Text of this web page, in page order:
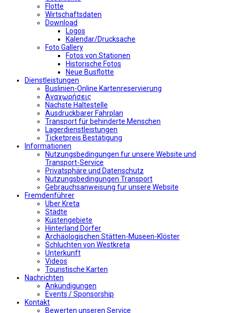
Flotte
Wirtschaftsdaten
Download
Logos
Kalendar/Drucksache
Foto Gallery
Fotos von Stationen
Historische Fotos
Neue Busflotte
Dienstleistungen
Buslinien-Online Kartenreservierung
Αναχωρήσεις
Nächste Haltestelle
Αusdruckbarer Fahrplan
Transport für behinderte Menschen
Lagerdienstleistungen
Ticketpreis Bestätigung
Informationen
Nutzungsbedingungen fur unsere Website und
Transport-Service
Privatsphäre und Datenschutz
Nutzungsbedingungen Transport
Gebrauchsanweisung fur unsere Website
Fremdenführer
Uber Kreta
Städte
Küstengebiete
Hinterland Dörfer
Archäologischen Stätten-Museen-Klöster
Schluchten von Westkreta
Unterkunft
Videos
Touristische Karten
Nachrichten
Ankündigungen
Events / Sponsorship
Kontakt
Bewerten unseren Service